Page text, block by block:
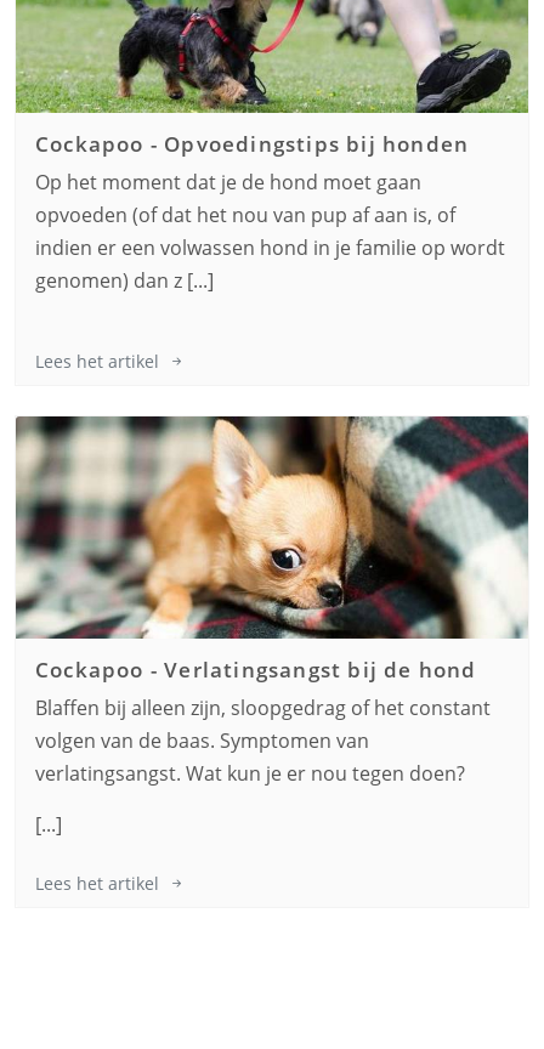
Cockapoo - Opvoedingstips bij honden
Op het moment dat je de hond moet gaan
opvoeden (of dat het nou van pup af aan is, of
indien er een volwassen hond in je familie op wordt
genomen) dan z [...]
Lees het artikel
Cockapoo -Verlatingsangst bij de hond
Blaffen bij alleen zijn, sloopgedrag of het constant
volgen van de baas. Symptomen van
verlatingsangst. Wat kun je er nou tegen doen?
[...]
Lees het artikel